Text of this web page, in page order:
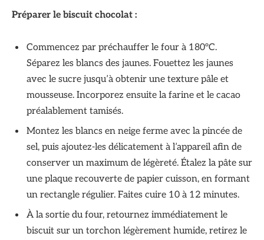
Préparer le biscuit chocolat :
Commencez par préchauffer le four à 180°C.
Séparez les blancs des jaunes. Fouettez les jaunes
avec le sucre jusqu’à obtenir une texture pâle et
mousseuse. Incorporez ensuite la farine et le cacao
préalablement tamisés.
Montez les blancs en neige ferme avec la pincée de
sel, puis ajoutez-les délicatement à l’appareil afin de
conserver un maximum de légèreté. Étalez la pâte sur
une plaque recouverte de papier cuisson, en formant
un rectangle régulier. Faites cuire 10 à 12 minutes.
À la sortie du four, retournez immédiatement le
biscuit sur un torchon légèrement humide, retirez le